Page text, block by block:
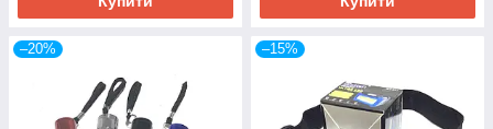
–20% –15%